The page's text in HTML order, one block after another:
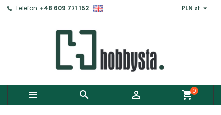
Telefon: +48 609 771 152 PLN zł 
   shopping_cart0